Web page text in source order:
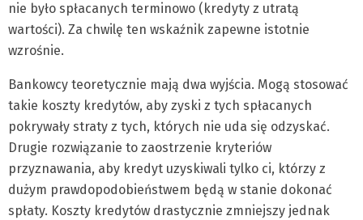
nie było spłacanych terminowo (kredyty z utratą
wartości). Za chwilę ten wskaźnik zapewne istotnie
wzrośnie.
Bankowcy teoretycznie mają dwa wyjścia. Mogą stosować
takie koszty kredytów, aby zyski z tych spłacanych
pokrywały straty z tych, których nie uda się odzyskać.
Drugie rozwiązanie to zaostrzenie kryteriów
przyznawania, aby kredyt uzyskiwali tylko ci, którzy z
dużym prawdopodobieństwem będą w stanie dokonać
spłaty. Koszty kredytów drastycznie zmniejszy jednak